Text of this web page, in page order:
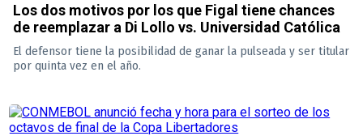
Los dos motivos por los que Figal tiene chances
de reemplazar a Di Lollo vs. Universidad Católica
El defensor tiene la posibilidad de ganar la pulseada y ser titular
por quinta vez en el año.